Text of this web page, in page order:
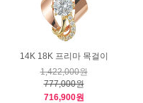
14K 18K 프리마 목걸이
1,422,000원
777,000원
716,900원